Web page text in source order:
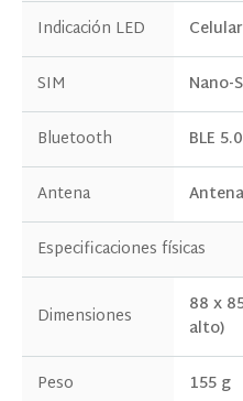
Indicación LED
SIM
Nano-
Bluetooth
BLE
Antena
Especificaciones físicas
Dimensiones
88 x
alto)
Peso
155 g
Doy mi
actualizaciones
nuestro sitio web,
consentimiento de
Política de Privacidad.